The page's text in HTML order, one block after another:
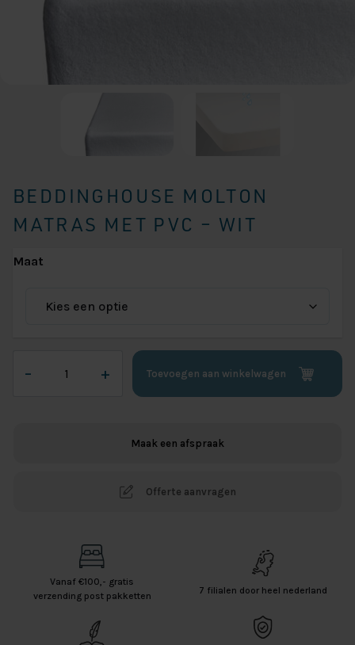
BEDDINGHOUSE MOLTON
MATRAS MET PVC – WIT
Maat
–
Molton
+ Toevoegen aan winkelwagen
Maak een afspraak
Offerte aanvragen
Vanaf €100,- gratis
verzending post pakketten
7 filialen door heel nederland